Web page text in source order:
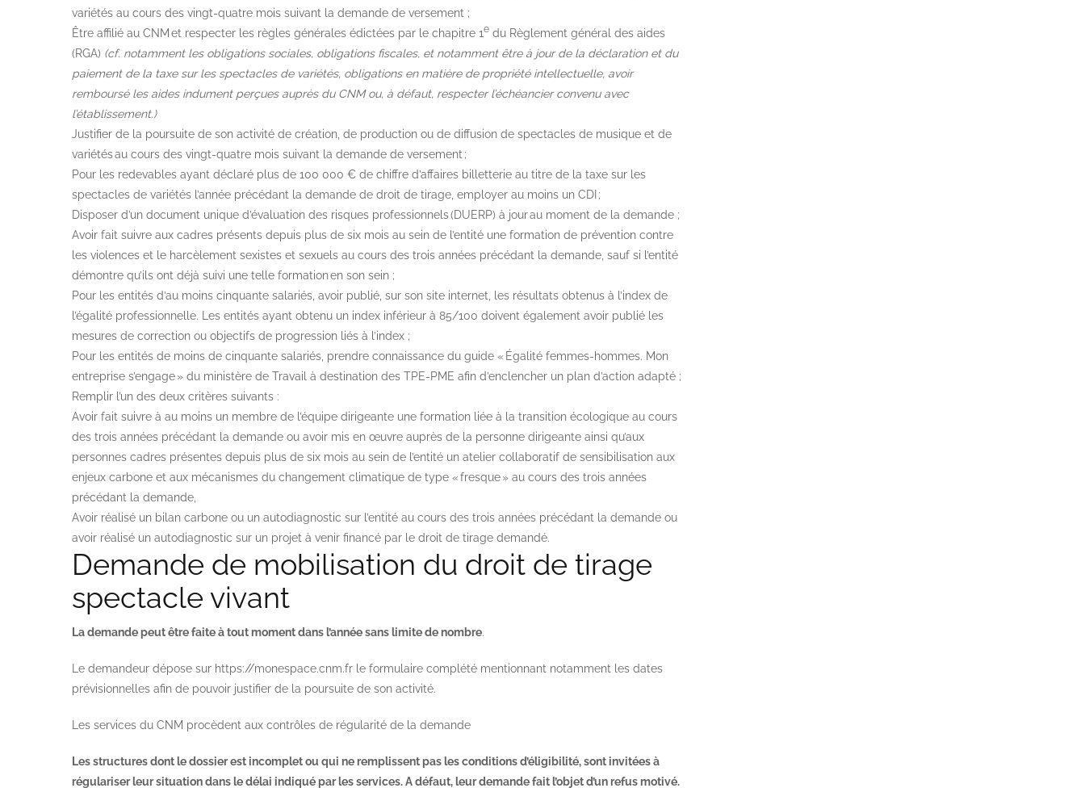
variétés au cours des vingt-quatre mois suivant la demande de versement ;
Être affilié au CNM et respecter les règles générales édictées par le chapitre 1e du Règlement général des aides
(RGA) (cf. notamment les obligations sociales, obligations fiscales, et notamment être à jour de la déclaration et du
paiement de la taxe sur les spectacles de variétés, obligations en matière de propriété intellectuelle, avoir
remboursé les aides indument perçues auprès du CNM ou, à défaut, respecter l’échéancier convenu avec
l’établissement.)
Justifier de la poursuite de son activité de création, de production ou de diffusion de spectacles de musique et de
variétés au cours des vingt-quatre mois suivant la demande de versement ;
Pour les redevables ayant déclaré plus de 100 000 € de chiffre d’affaires billetterie au titre de la taxe sur les
spectacles de variétés l’année précédant la demande de droit de tirage, employer au moins un CDI ;
Disposer d’un document unique d’évaluation des risques professionnels (DUERP) à jour au moment de la demande ;
Avoir fait suivre aux cadres présents depuis plus de six mois au sein de l’entité une formation de prévention contre
les violences et le harcèlement sexistes et sexuels au cours des trois années précédant la demande, sauf si l’entité
démontre qu’ils ont déjà suivi une telle formation en son sein ;
Pour les entités d’au moins cinquante salariés, avoir publié, sur son site internet, les résultats obtenus à l’index de
l’égalité professionnelle. Les entités ayant obtenu un index inférieur à 85/100 doivent également avoir publié les
mesures de correction ou objectifs de progression liés à l’index ;
Pour les entités de moins de cinquante salariés, prendre connaissance du guide « Égalité femmes-hommes. Mon
entreprise s’engage » du ministère de Travail à destination des TPE-PME afin d’enclencher un plan d’action adapté ;
Remplir l’un des deux critères suivants :
Avoir fait suivre à au moins un membre de l’équipe dirigeante une formation liée à la transition écologique au cours
des trois années précédant la demande ou avoir mis en œuvre auprès de la personne dirigeante ainsi qu’aux
personnes cadres présentes depuis plus de six mois au sein de l’entité un atelier collaboratif de sensibilisation aux
enjeux carbone et aux mécanismes du changement climatique de type « fresque » au cours des trois années
précédant la demande,
Avoir réalisé un bilan carbone ou un autodiagnostic sur l’entité au cours des trois années précédant la demande ou
avoir réalisé un autodiagnostic sur un projet à venir financé par le droit de tirage demandé.
Demande de mobilisation du droit de tirage
spectacle vivant
La demande peut être faite à tout moment dans l’année sans limite de nombre.
Le demandeur dépose sur https://monespace.cnm.fr le formulaire complété mentionnant notamment les dates
prévisionnelles afin de pouvoir justifier de la poursuite de son activité.
Les services du CNM procèdent aux contrôles de régularité de la demande
Les structures dont le dossier est incomplet ou qui ne remplissent pas les conditions d’éligibilité, sont invitées à
régulariser leur situation dans le délai indiqué par les services. A défaut, leur demande fait l’objet d’un refus motivé.